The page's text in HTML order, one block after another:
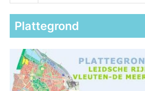
Plattegrond